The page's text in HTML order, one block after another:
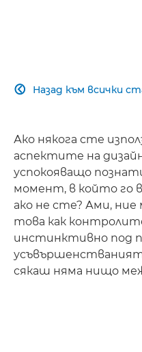
Назад към всички

Ако някога сте
аспектите на
успокояващо
момент, в който го
ако не сте? Ами,
това как
инстинктивно под
усъвършенстваният
сякаш няма нищо